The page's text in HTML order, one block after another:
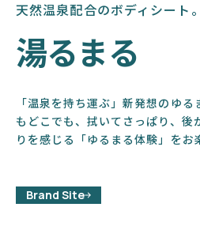
天然温泉配合のボディシート。
湯るまる
「温泉を持ち運ぶ」新発想のゆ
もどこでも、拭いてさっぱり、後
りを感じる「ゆるまる体験」をお
Brand Site